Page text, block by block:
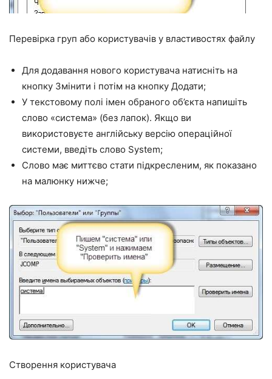
Перевірка груп або користувачів у властивостях файлу
Для додавання нового користувача натисніть на
кнопку Змінити і потім на кнопку Додати;
У текстовому полі імен обраного об’єкта напишіть
слово «система» (без лапок). Якщо ви
використовуєте англійську версію операційної
системи, введіть слово System;
Слово має миттєво стати підкресленим, як показано
на малюнку нижче;
Створення користувача